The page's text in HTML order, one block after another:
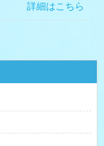
詳細はこちら